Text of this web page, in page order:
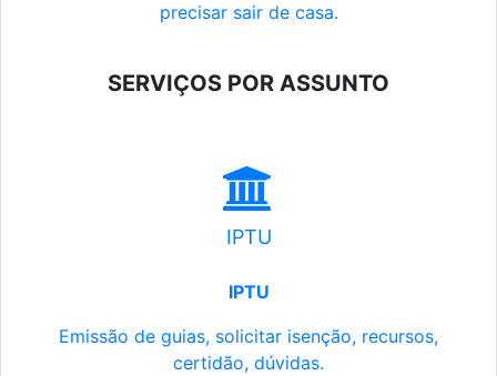
precisar sair de casa.
SERVIÇOS POR ASSUNTO
IPTU
IPTU
Emissão de guias, solicitar isenção, recursos,
certidão, dúvidas.